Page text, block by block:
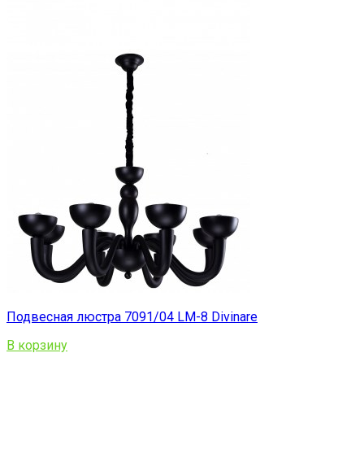
Подвесная люстра 7091/04 LM-8 Divinare
В корзину